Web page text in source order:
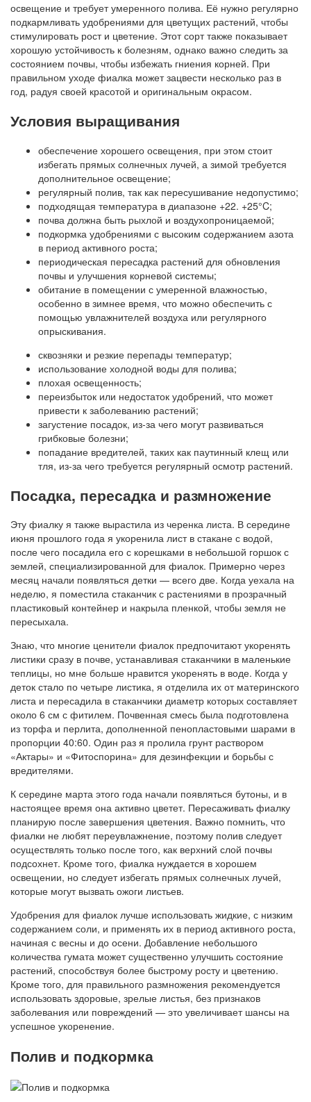
освещение и требует умеренного полива. Её нужно регулярно
подкармливать удобрениями для цветущих растений, чтобы
стимулировать рост и цветение. Этот сорт также показывает
хорошую устойчивость к болезням, однако важно следить за
состоянием почвы, чтобы избежать гниения корней. При
правильном уходе фиалка может зацвести несколько раз в
год, радуя своей красотой и оригинальным окрасом.
Условия выращивания
обеспечение хорошего освещения, при этом стоит
избегать прямых солнечных лучей, а зимой требуется
дополнительное освещение;
регулярный полив, так как пересушивание недопустимо;
подходящая температура в диапазоне +22. +25°C;
почва должна быть рыхлой и воздухопроницаемой;
подкормка удобрениями с высоким содержанием азота
в период активного роста;
периодическая пересадка растений для обновления
почвы и улучшения корневой системы;
обитание в помещении с умеренной влажностью,
особенно в зимнее время, что можно обеспечить с
помощью увлажнителей воздуха или регулярного
опрыскивания.
сквозняки и резкие перепады температур;
использование холодной воды для полива;
плохая освещенность;
переизбыток или недостаток удобрений, что может
привести к заболеванию растений;
загустение посадок, из-за чего могут развиваться
грибковые болезни;
попадание вредителей, таких как паутинный клещ или
тля, из-за чего требуется регулярный осмотр растений.
Посадка, пересадка и размножение
Эту фиалку я также вырастила из черенка листа. В середине
июня прошлого года я укоренила лист в стакане с водой,
после чего посадила его с корешками в небольшой горшок с
землей, специализированной для фиалок. Примерно через
месяц начали появляться детки — всего две. Когда уехала на
неделю, я поместила стаканчик с растениями в прозрачный
пластиковый контейнер и накрыла пленкой, чтобы земля не
пересыхала.
Знаю, что многие ценители фиалок предпочитают укоренять
листики сразу в почве, устанавливая стаканчики в маленькие
теплицы, но мне больше нравится укоренять в воде. Когда у
деток стало по четыре листика, я отделила их от материнского
листа и пересадила в стаканчики диаметр которых составляет
около 6 см с фитилем. Почвенная смесь была подготовлена
из торфа и перлита, дополненной пенопластовыми шарами в
пропорции 40:60. Один раз я пролила грунт раствором
«Актары» и «Фитоспорина» для дезинфекции и борьбы с
вредителями.
К середине марта этого года начали появляться бутоны, и в
настоящее время она активно цветет. Пересаживать фиалку
планирую после завершения цветения. Важно помнить, что
фиалки не любят переувлажнение, поэтому полив следует
осуществлять только после того, как верхний слой почвы
подсохнет. Кроме того, фиалка нуждается в хорошем
освещении, но следует избегать прямых солнечных лучей,
которые могут вызвать ожоги листьев.
Удобрения для фиалок лучше использовать жидкие, с низким
содержанием соли, и применять их в период активного роста,
начиная с весны и до осени. Добавление небольшого
количества гумата может существенно улучшить состояние
растений, способствуя более быстрому росту и цветению.
Кроме того, для правильного размножения рекомендуется
использовать здоровые, зрелые листья, без признаков
заболевания или повреждений — это увеличивает шансы на
успешное укоренение.
Полив и подкормка